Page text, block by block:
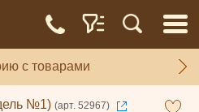
с товарами
№1) (арт. 52967)